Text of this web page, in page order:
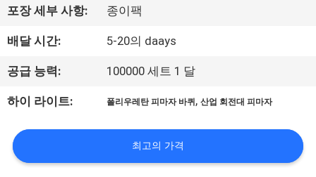
장
견
학
질
포장 세부 사항: 종이팩
배달 시간: 5-20의 daays
공급 능력: 100000 세트 1 달
하이 라이트: 폴리우레탄 피마자 바퀴 ,산업 회전대 피마자
최고의 가격